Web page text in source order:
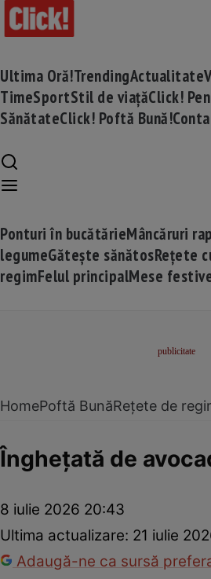
Ultima Oră!TrendingActualitate
TimeSportStil de viațăClick!
SănătateClick! Poftă Bună!
Ponturi în bucătărieMâncăruri
legumeGătește sănătosRețete
regimFelul principalMese
HomePoftă BunăRețete de
Înghețată de
8 iulie 2026 20:43
Ultima actualizare: 21 iulie
Adaugă-ne ca sursă